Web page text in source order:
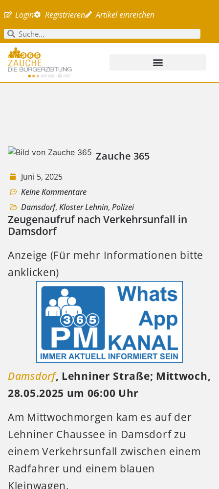
Login Registrieren Artikel einreichen
Zauche 365
Juni 5, 2025
Keine Kommentare
Damsdorf, Kloster Lehnin, Polizei
Zeugenaufruf nach Verkehrsunfall in
Damsdorf
Anzeige (Für mehr Informationen bitte
anklicken)
Damsdorf, Lehniner Straße; Mittwoch,
28.05.2025 um 06:00 Uhr
Am Mittwochmorgen kam es auf der
Lehniner Chaussee in Damsdorf zu
einem Verkehrsunfall zwischen einem
Radfahrer und einem blauen
Kleinwagen.